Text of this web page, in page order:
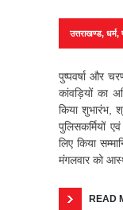
उत्तराखण्ड, धर्म,
पुष्पवर्षा और
कांवड़ियों का
किया शुभारंभ,
पुलिसकर्मियों
लिए किया
मंगलवार को
READ